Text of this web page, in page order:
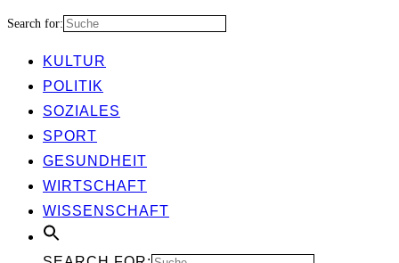
Search for:
KUL­TUR
POLI­TIK
SOZIA­LES
SPORT
GESUND­HEIT
WIRT­SCHAFT
WIS­SEN­SCHAFT